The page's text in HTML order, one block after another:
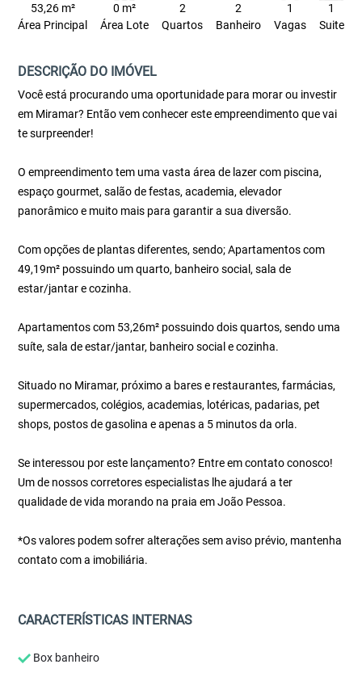
53,26 m²
Área Principal
0 m²
Área Lote
2
Quartos
2
Banheiro
1
Vagas
1
Suite
DESCRIÇÃO DO IMÓVEL
Você está procurando uma oportunidade para morar ou investir
em Miramar? Então vem conhecer este empreendimento que vai
te surpreender!
O empreendimento tem uma vasta área de lazer com piscina,
espaço gourmet, salão de festas, academia, elevador
panorâmico e muito mais para garantir a sua diversão.
Com opções de plantas diferentes, sendo; Apartamentos com
49,19m² possuindo um quarto, banheiro social, sala de
estar/jantar e cozinha.
Apartamentos com 53,26m² possuindo dois quartos, sendo uma
suíte, sala de estar/jantar, banheiro social e cozinha.
Situado no Miramar, próximo a bares e restaurantes, farmácias,
supermercados, colégios, academias, lotéricas, padarias, pet
shops, postos de gasolina e apenas a 5 minutos da orla.
Se interessou por este lançamento? Entre em contato conosco!
Um de nossos corretores especialistas lhe ajudará a ter
qualidade de vida morando na praia em João Pessoa.
*Os valores podem sofrer alterações sem aviso prévio, mantenha
contato com a imobiliária.
CARACTERÍSTICAS INTERNAS
Box banheiro